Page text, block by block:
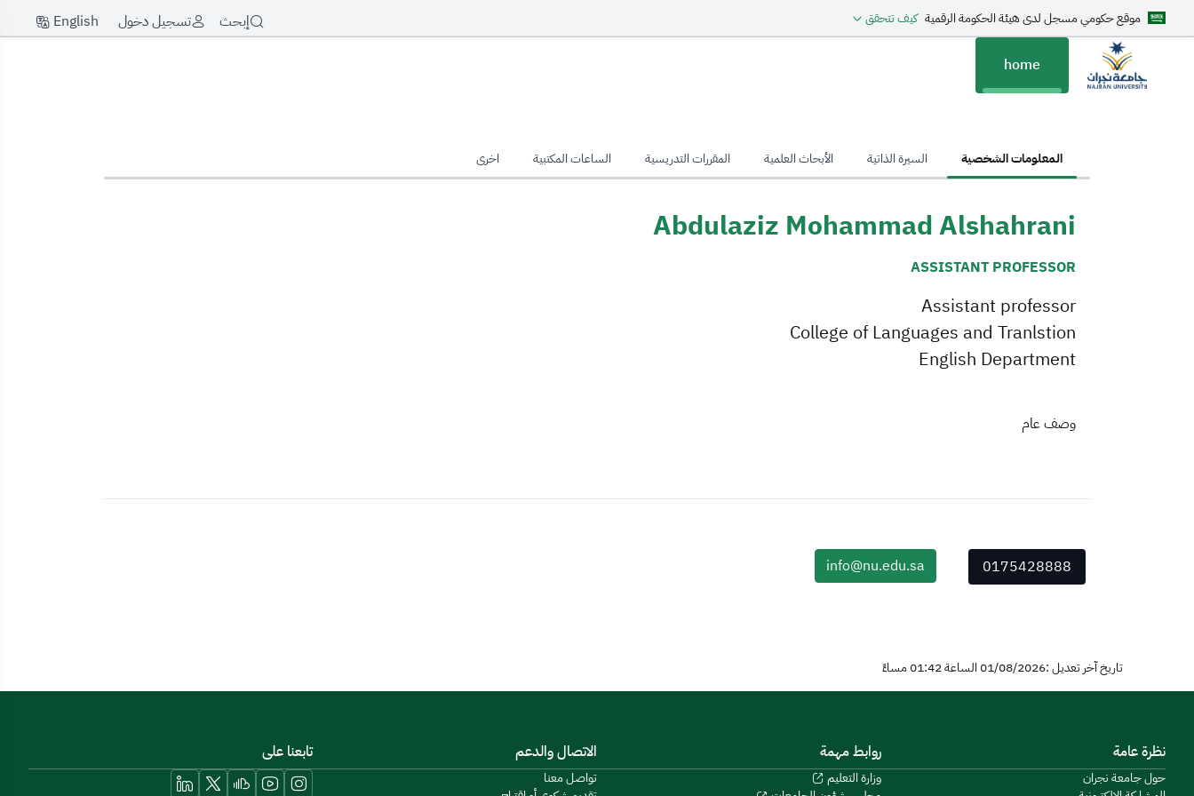
موقع حكومي مسجل لدى هيئة الحكومة الرقمية كيف تتحقق إبحث تسجيل دخول English
home
المعلومات الشخصية السيرة الذاتية الأبحاث العلمية المقررات التدريسية الساعات المكتبية اخرى
Abdulaziz Mohammad Alshahrani
ASSISTANT PROFESSOR
Assistant professor
College of Languages and Tranlstion
English Department
وصف عام
0175428888
info@nu.edu.sa
تاريخ آخر تعديل :01/08/2026 الساعة 01:42 مساءً
نظرة عامة
حول جامعة نجران
روابط مهمة
وزارة التعليم
الاتصال والدعم
تواصل معنا
تابعنا على